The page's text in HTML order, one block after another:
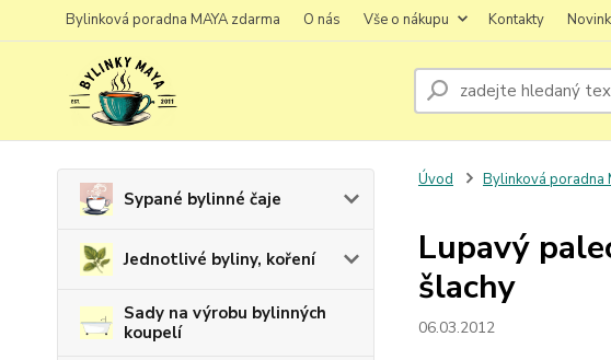
Bylinková poradna MAYA zdarma O nás Vše o nákupu Kontakty
Sypané bylinné čaje
Jednotlivé byliny, koření
Sady na výrobu bylinných
koupelí
Úvod Bylinková poradna
Lupavý
šlachy
06.03.2012